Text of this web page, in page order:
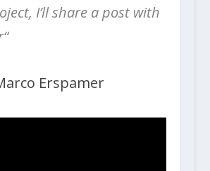
I’ll share a post with
Erspamer